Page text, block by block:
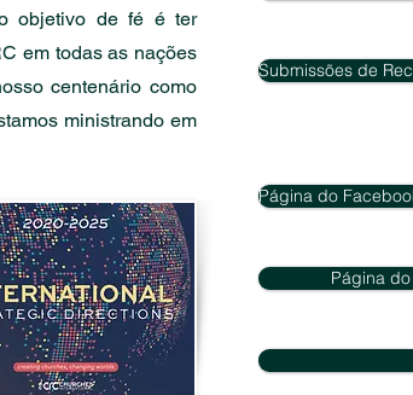
objetivo de fé é ter
em todas as nações
centenário como
ministrando em
Submissões de
Página do
Página